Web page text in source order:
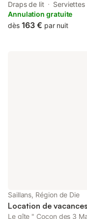
et des bords de la
pieds. Le village de
de petits producteurs
Draps de lit
Serviettes
Annulation gratuite
dès 163 € par nuit
Saillans, Région de Die
Location de
Le gîte " Cocon des 3